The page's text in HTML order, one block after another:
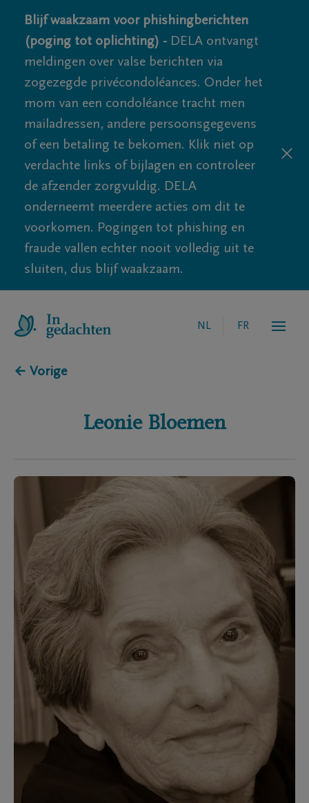
Blijf waakzaam voor phishingberichten
(poging tot oplichting) - DELA ontvangt
meldingen over valse berichten via
zogezegde privécondoléances. Onder het
mom van een condoléance tracht men
mailadressen, andere persoonsgegevens
of een betaling te bekomen. Klik niet op
verdachte links of bijlagen en controleer
de afzender zorgvuldig. DELA
onderneemt meerdere acties om dit te
voorkomen. Pogingen tot phishing en
fraude vallen echter nooit volledig uit te
sluiten, dus blijf waakzaam.
NL FR
← Vorige
Leonie Bloemen